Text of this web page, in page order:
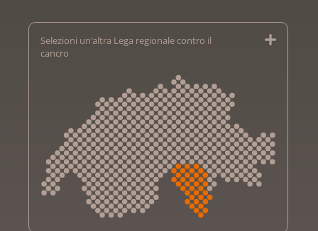
Selezioni un'altra Lega regionale contro il
cancro